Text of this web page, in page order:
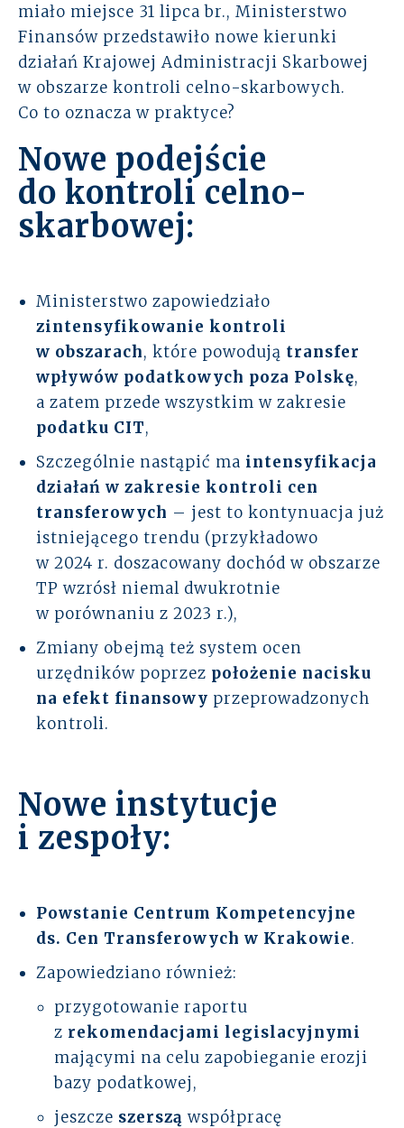
Rozwiązania
Zespół
Dołącz do nas
Dlaczego ALTO
Case studies
ALTOstratus
Kontakt
miało miejsce 31 lipca br., Ministerstwo
Finansów przedstawiło nowe kierunki
działań Krajowej Administracji Skarbowej
w obszarze kontroli celno-skarbowych.
Co to oznacza w praktyce?
Nowe podejście
do kontroli celno-
skarbowej:
Ministerstwo zapowiedziało
zintensyfikowanie kontroli
w obszarach, które powodują transfer
wpływów podatkowych poza Polskę,
a zatem przede wszystkim w zakresie
podatku CIT,
Szczególnie nastąpić ma intensyfikacja
działań w zakresie kontroli cen
transferowych – jest to kontynuacja już
istniejącego trendu (przykładowo
w 2024 r. doszacowany dochód w obszarze
TP wzrósł niemal dwukrotnie
w porównaniu z 2023 r.),
Zmiany obejmą też system ocen
urzędników poprzez położenie nacisku
na efekt finansowy przeprowadzonych
kontroli.
Nowe instytucje
i zespoły:
Powstanie Centrum Kompetencyjne
ds. Cen Transferowych w Krakowie.
Zapowiedziano również:
przygotowanie raportu
z rekomendacjami legislacyjnymi
mającymi na celu zapobieganie erozji
bazy podatkowej,
jeszcze szerszą współpracę